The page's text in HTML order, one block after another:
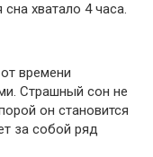
хватало 4 часа.
времени
Страшный сон не
он становится
за собой ряд